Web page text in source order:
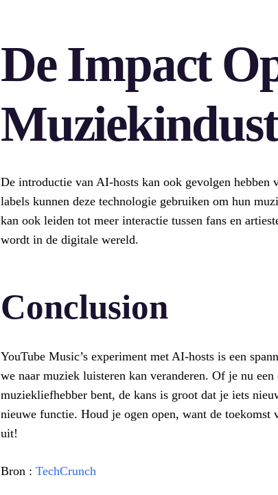
De Impact
De introductie van AI-hosts kan ook gevolgen
labels kunnen deze technologie gebruiken om hun
kan ook leiden tot meer interactie tussen fans en
wordt in de digitale wereld.
Conclusion
YouTube Music’s experiment met AI-hosts is een
we naar muziek luisteren kan veranderen. Of je nu
muziekliefhebber bent, de kans is groot dat je iets
nieuwe functie. Houd je ogen open, want de toekomst
uit!
Bron : TechCrunch